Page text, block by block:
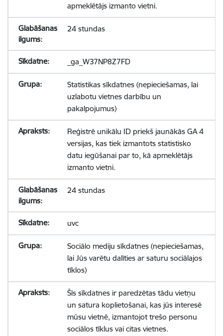
apmeklētājs izmanto vietni.
24 stundas
_ga_W37NP8Z7FD
Statistikas sīkdatnes (nepieciešamas, lai
uzlabotu vietnes darbību un
pakalpojumus)
Reģistrē unikālu ID priekš jaunākās GA 4
versijas, kas tiek izmantots statistisko
datu iegūšanai par to, kā apmeklētājs
izmanto vietni.
24 stundas
uvc
Sociālo mediju sīkdatnes (nepieciešamas,
lai Jūs varētu dalīties ar saturu sociālajos
tīklos)
Šīs sīkdatnes ir paredzētas tādu vietņu
un satura koplietošanai, kas jūs interesē
mūsu vietnē, izmantojot trešo personu
sociālos tīklus vai citas vietnes.